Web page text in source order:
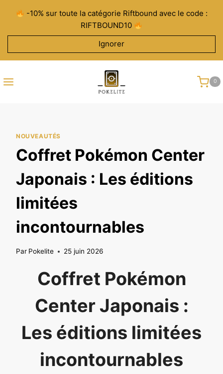
contenu
-10% sur toute la catégorie Riftbound avec le code :
RIFTBOUND10
Ignorer
0
NOUVEAUTÉS
Coffret Pokémon Center
Japonais : Les éditions
limitées
incontournables
Par Pokelite 25 juin 2026
Coffret Pokémon
Center Japonais :
Les éditions limitées
incontournables